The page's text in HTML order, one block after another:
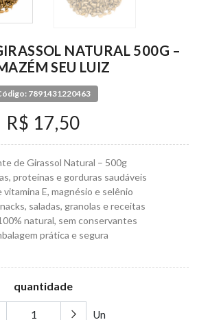
NATURAL 500G –
SEU LUIZ
7891431220463
R$ 17,50
de Girassol Natural – 500g
proteínas e gorduras saudáveis
vitamina E, magnésio e selênio
saladas, granolas e receitas
natural, sem conservantes
prática e segura
quantidade
Un